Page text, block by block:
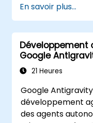
En savoir plus...
Développement
Google
21 Heures
Google
développement
des agents